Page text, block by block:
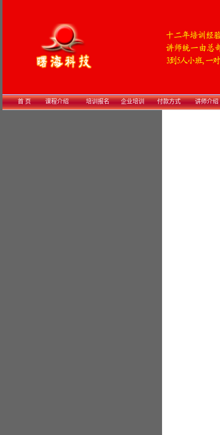
首 页 课程介绍 培训报名 企业培训 付款方式 讲师介绍